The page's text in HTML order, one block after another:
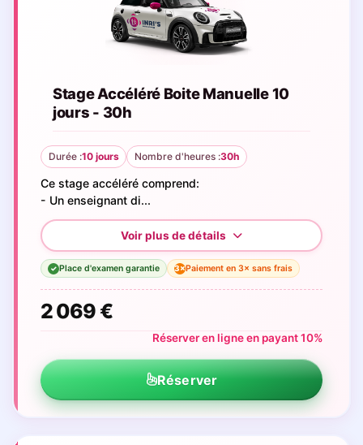
Stage Accéléré Boite Manuelle 10
jours - 30h
Durée :10 jours Nombre d'heures :30h
Ce stage accéléré comprend:
- Un enseignant di...
✓ Place d'examen garantie 3×Paiement en 3× sans frais
2 069 €
Réserver en ligne en payant 10%
Réserver